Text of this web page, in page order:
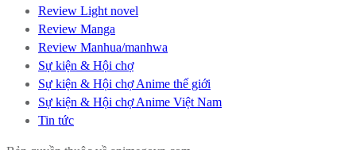
Review Light novel
Review Manga
Review Manhua/manhwa
Sự kiện & Hội chợ
Sự kiện & Hội chợ Anime thế giới
Sự kiện & Hội chợ Anime Việt Nam
Tin tức